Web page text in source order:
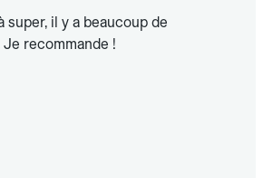
super, il y a beaucoup de
recommande !